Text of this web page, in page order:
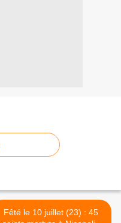
Fêté le 10 juillet (23) : 45